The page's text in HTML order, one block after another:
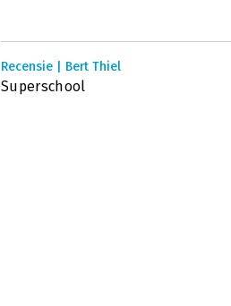
Recensie | Bert Thiel
Superschool